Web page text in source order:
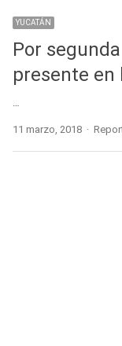
YUCATÁN
Por
presente en
…
11 marzo, 2018 Author